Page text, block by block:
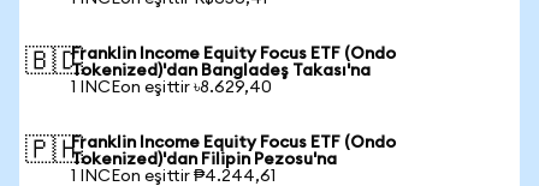
🇧🇩Franklin Income Equity Focus ETF (Ondo
Tokenized)'dan Bangladeş Takası'na
1 INCEon eşittir ৳8.629,40
🇵🇭Franklin Income Equity Focus ETF (Ondo
Tokenized)'dan Filipin Pezosu'na
1 INCEon eşittir ₱4.244,61